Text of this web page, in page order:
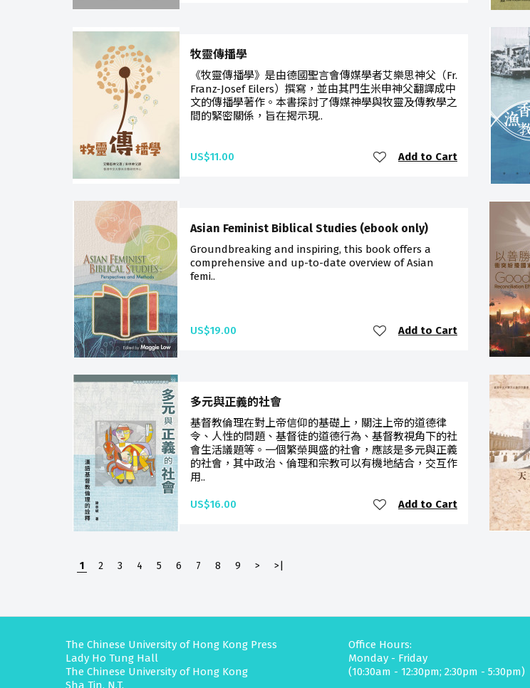
牧靈傳播學
《牧靈傳播學》是由德國聖言會傳媒學者艾樂思神父（Fr.
Franz-Josef Eilers）撰寫，並由其門生米申神父翻譯成中
文的傳播學著作。本書探討了傳媒神學與牧靈及傳教學之
間的緊密關係，旨在揭示現..
US$11.00 Add to Cart
Asian Feminist Biblical Studies (ebook only)
Groundbreaking and inspiring, this book offers a
comprehensive and up-to-date overview of Asian
femi..
US$19.00 Add to Cart
多元與正義的社會
基督教倫理在對上帝信仰的基礎上，關注上帝的道德律
令、人性的問題、基督徒的道德行為、基督教視角下的社
會生活議題等。一個繁榮興盛的社會，應該是多元與正義
的社會，其中政治、倫理和宗教可以有機地結合，交互作
用..
US$16.00 Add to Cart
1 2 3 4 5 6 7 8 9 > >|
The Chinese University of Hong Kong Press
Lady Ho Tung Hall
The Chinese University of Hong Kong
Sha Tin, N.T.
Office Hours:
Monday - Friday
(10:30am - 12:30pm; 2:30pm - 5:30pm)